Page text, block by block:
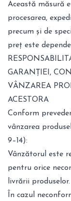
Această măsură
procesarea,
precum și de
preț este
GARANȚIEI,
VÂNZAREA
ACESTORA
Conform
vânzarea
9–14):
Vânzătorul este
pentru orice
livrării produselor.
În cazul